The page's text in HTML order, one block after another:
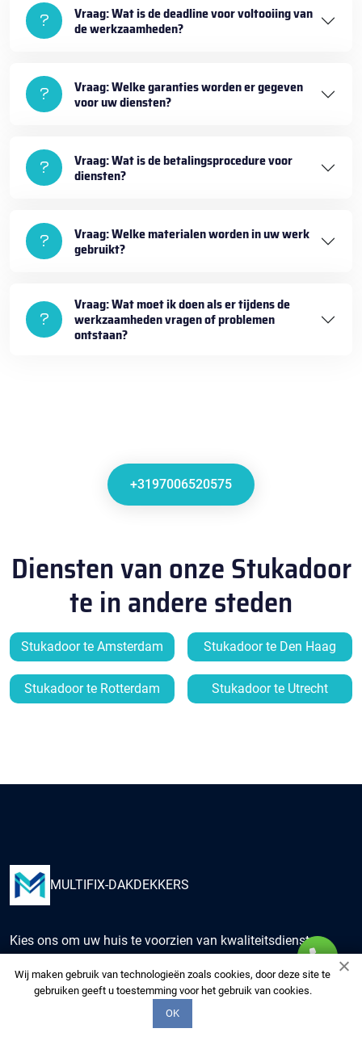
Vraag: Wat is de deadline voor voltooiing van
de werkzaamheden?
Vraag: Welke garanties worden er gegeven
voor uw diensten?
Vraag: Wat is de betalingsprocedure voor
diensten?
Vraag: Welke materialen worden in uw werk
gebruikt?
Vraag: Wat moet ik doen als er tijdens de
werkzaamheden vragen of problemen
ontstaan?
+3197006520575
Diensten van onze Stukadoor
te in andere steden
Stukadoor te Amsterdam Stukadoor te Den Haag
Stukadoor te Rotterdam Stukadoor te Utrecht
Wij maken gebruik van technologieën zoals cookies, door deze site te
gebruiken geeft u toestemming voor het gebruik van cookies.
OK
MULTIFIX-DAKDEKKERS
Kies ons om uw huis te voorzien van kwaliteitsdiensten
woning alsof het de onze is.